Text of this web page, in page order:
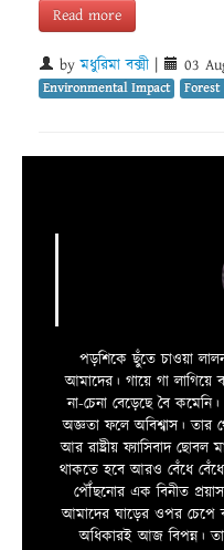
Read more
byমধুরিমা বক্সী 03
Environmental Impact Forest
পড়শিকে ছুঁতে চাওয়া
আমাদের। গায়ে গা
না-চেনা বেড়েছে বৈ
অজ্ঞতা ফলে অবিশ্বাস। তার
আর রাষ্ট্রীয় ফ্যাসিবাদ
থাকতে হবে আরও বেঁধে
পৌঁছনোর এক বিনীত
আমাদের ঘাড়ের ওপর চেপে
অধিকারই আজ বিপন্ন।